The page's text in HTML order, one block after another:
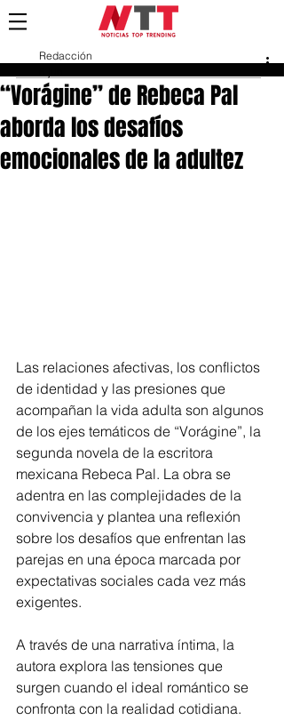
“Vorágine” de Rebeca Pal
aborda los desafíos
emocionales de la adultez
Redacción
Las relaciones afectivas, los conflictos
de identidad y las presiones que
acompañan la vida adulta son algunos
de los ejes temáticos de “Vorágine”, la
segunda novela de la escritora
mexicana Rebeca Pal. La obra se
adentra en las complejidades de la
convivencia y plantea una reflexión
sobre los desafíos que enfrentan las
parejas en una época marcada por
expectativas sociales cada vez más
exigentes.
A través de una narrativa íntima, la
autora explora las tensiones que
surgen cuando el ideal romántico se
confronta con la realidad cotidiana.